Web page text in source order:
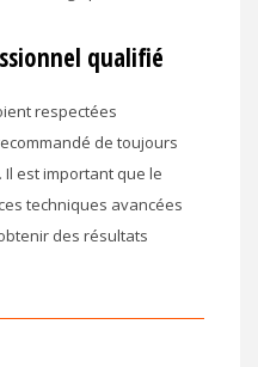
qualifié
respectées
de toujours
est important que le
techniques avancées
des résultats